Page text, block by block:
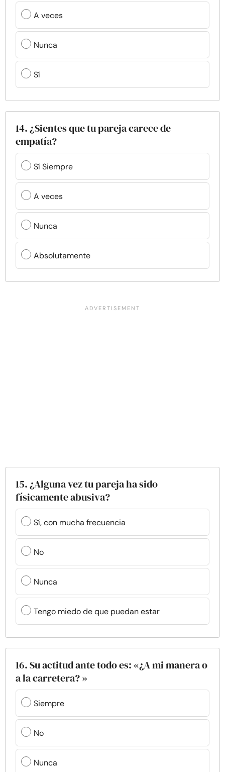
A veces
Nunca
Sí
14. ¿Sientes que tu pareja carece de
empatía?
Sí Siempre
A veces
Nunca
Absolutamente
15. ¿Alguna vez tu pareja ha sido
físicamente abusiva?
Sí, con mucha frecuencia
No
Nunca
Tengo miedo de que puedan estar
16. Su actitud ante todo es: «¿A mi manera o
a la carretera? »
Siempre
No
Nunca